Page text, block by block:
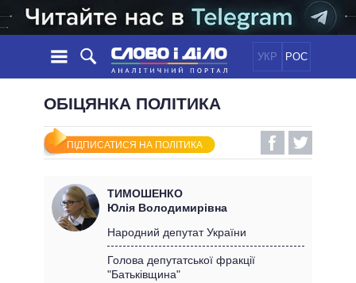
УКР РОС
НОВИНИ
СТРІЧКА
ПОДІЇ
СТАТТІ
ДУМКИ
ОГЛЯДИ
ДАЙДЖЕСТИ
ПОЛІТИКА
ЕКОНОМІКА
СВІТ
ОБIЦЯНКИ
УСІ ПОЛІТИКИ
ПРЕЗИДЕНТ І ОФІС
КАБІНЕТ МІНІСТРІВ
ІНФОГРАФІКА
ВІДЕО
ПІДТРИМАТИ
ОБІЦЯНКА ПОЛІТИКА
ПІДПИСАТИСЯ НА ПОЛІТИКА
ТИМОШЕНКО
Юлія Володимирівна
Народний депутат України
Голова депутатської фракції
"Батьківщина"